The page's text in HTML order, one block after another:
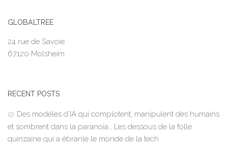
GLOBALTREE
24 rue de Savoie
67120 Molsheim
RECENT POSTS
Des modèles d’IA qui complotent, manipulent des humains
et sombrent dans la paranoïa… Les dessous de la folle
quinzaine qui a ébranlé le monde de la tech